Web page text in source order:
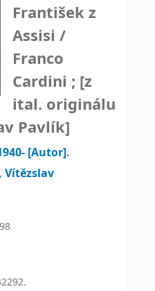
František z
Assisi /
Franco
Cardini ; [z
ital. originálu
Pavlík]
[Autor].
Vítězslav